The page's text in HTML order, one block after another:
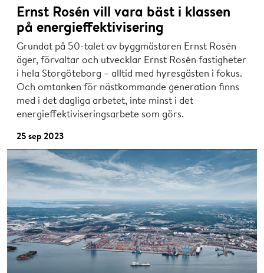
Ernst Rosén vill vara bäst i klassen
på energieffektivisering
Grundat på 50-talet av byggmästaren Ernst Rosén
äger, förvaltar och utvecklar Ernst Rosén fastigheter
i hela Storgöteborg – alltid med hyresgästen i fokus.
Och omtanken för nästkommande generation finns
med i det dagliga arbetet, inte minst i det
energieffektiviseringsarbete som görs.
25 sep 2023